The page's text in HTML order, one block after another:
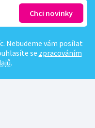
Nebudeme vám posílat
se zpracováním
.